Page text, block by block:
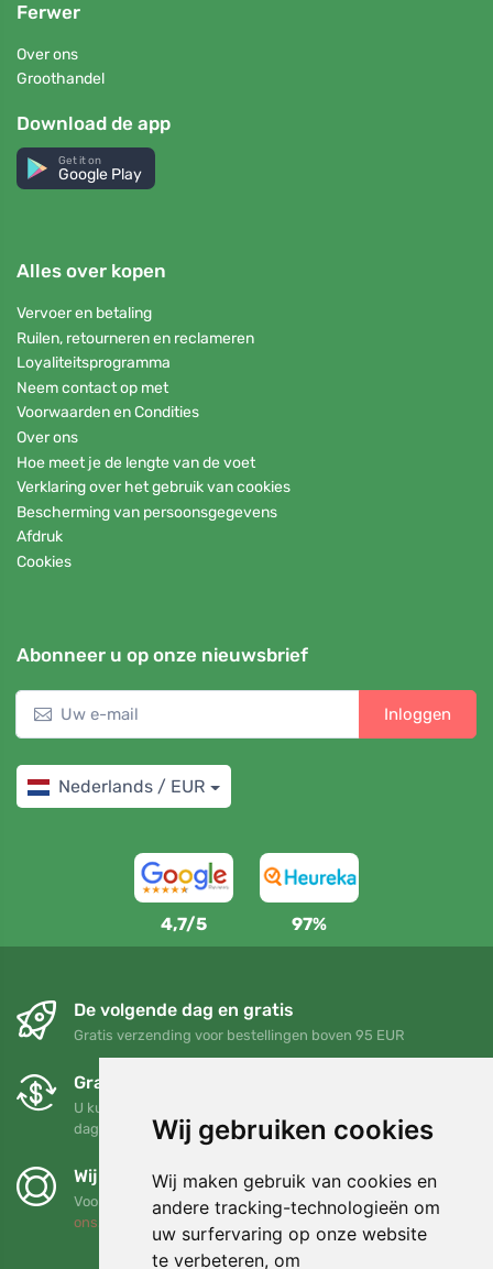
Wij gebruiken cookies
Wij maken gebruik van cookies en
andere tracking-technologieën om
uw surfervaring op onze website
te verbeteren, om
Ferwer
Over ons
Groothandel
Download de app
Get it on
Google Play
Alles over kopen
Vervoer en betaling
Ruilen, retourneren en reclameren
Loyaliteitsprogramma
Neem contact op met
Voorwaarden en Condities
Over ons
Hoe meet je de lengte van de voet
Verklaring over het gebruik van cookies
Bescherming van persoonsgegevens
Afdruk
Cookies
Abonneer u op onze nieuwsbrief
Inloggen
Nederlands / EUR
4,7/5 97%
De volgende dag en gratis
Gratis verzending voor bestellingen boven 95 EUR
Gratis ruilen en retourneren
U kunt uw bestelling op elk gewenst moment binnen 90
dagen retourneren of ruilen
Wij steunen Trees.org
Voor elke bestelling planten we een boom! Lees meer Over
ons